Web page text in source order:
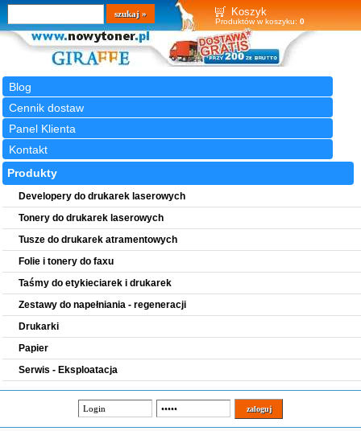
Koszyk
Produktów w koszyku: 0
Blog
Cennik dostaw
Panel Klienta
Kontakt
Wyszukiwarka
szukaj
Produkty
Developery do drukarek laserowych
Tonery do drukarek laserowych
Tusze do drukarek atramentowych
Folie i tonery do faxu
Taśmy do etykieciarek i drukarek
Zestawy do napełniania - regeneracji
Drukarki
Papier
Serwis - Eksploatacja